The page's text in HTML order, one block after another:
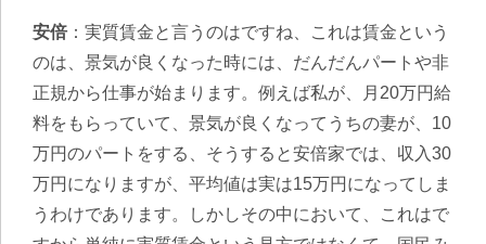
安倍 ：実質賃金と言うのはですね、これは賃金という
のは、景気が良くなった時には、だんだんパートや非
正規から仕事が始まります。例えば私が、月20万円給
料をもらっていて、景気が良くなってうちの妻が、10
万円のパートをする、そうすると安倍家では、収入30
万円になりますが、平均値は実は15万円になってしま
うわけであります。しかしその中において、これはで